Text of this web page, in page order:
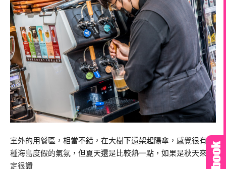
室外的用餐區，相當不錯，在大樹下還架起陽傘，感覺很有那
種海島度假的氣氛，但夏天還是比較熱一點，如果是秋天來一
定很讚